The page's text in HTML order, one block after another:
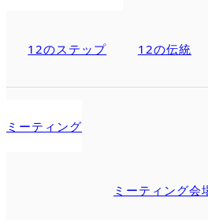
12のステップ 12の伝統
ミーティング
ミーティング会